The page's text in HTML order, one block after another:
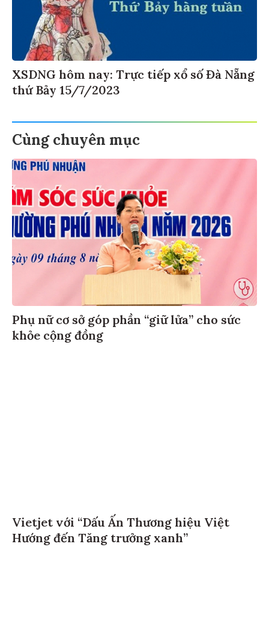
XSDNG hôm nay: Trực tiếp xổ số Đà Nẵng
thứ Bảy 15/7/2023
Cùng chuyên mục
Phụ nữ cơ sở góp phần “giữ lửa” cho sức
khỏe cộng đồng
Vietjet với “Dấu Ấn Thương hiệu Việt
Hướng đến Tăng trưởng xanh”